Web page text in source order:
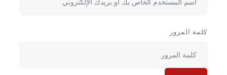
كلمة المرور